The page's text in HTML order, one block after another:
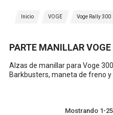
Inicio VOGE Voge Rally 300
PARTE MANILLAR
Alzas de manillar para Voge
Barkbusters, maneta de freno y
Mostrando 1-